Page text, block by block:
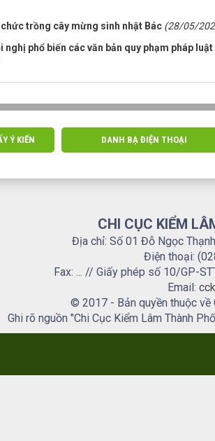
chức trồng cây mừng sinh nhật Bác (28/05/
nghị phổ biến các văn bản quy phạm pháp
Ý KIẾN DANH BẠ ĐIỆN THOẠI
CHI CỤC KIỂM
Địa chỉ: Số 01 Đỗ Ngọc
Điện thoại:
Fax: ... // Giấy phép số 10/GP-
Email:
© 2017 - Bản quyền thuộc về
Ghi rõ nguồn "Chi Cục Kiểm Lâm Thành